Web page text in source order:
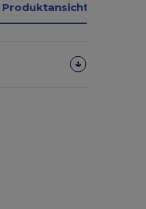
Produktansicht